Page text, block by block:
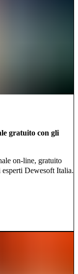
gratuito con gli
on-line, gratuito
esperti Dewesoft Italia.